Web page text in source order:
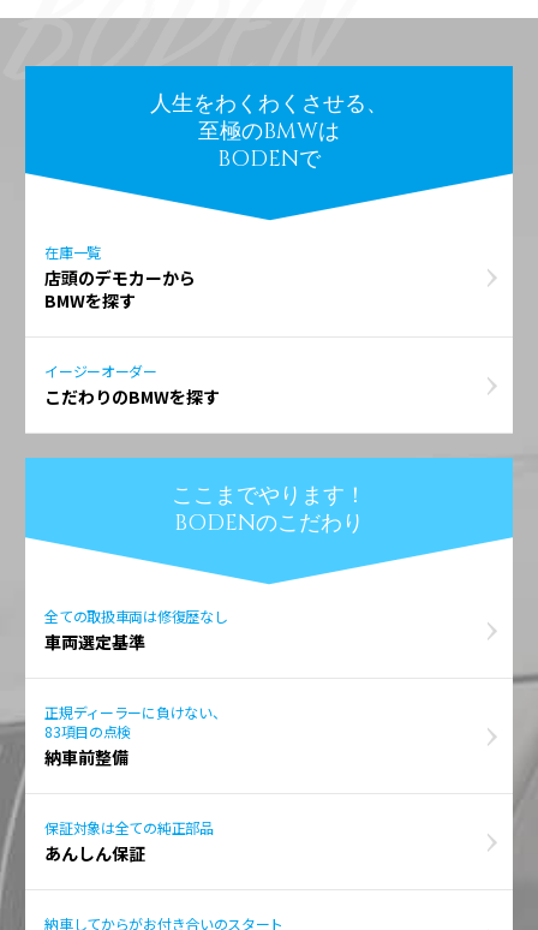
人生をわくわくさせる、
至極のBMWは
BODENで
在庫一覧
店頭のデモカーから
BMWを探す
イージーオーダー
こだわりのBMWを探す
ここまでやります！
BODENのこだわり
全ての取扱車両は修復歴なし
車両選定基準
正規ディーラーに負けない、
83項目の点検
納車前整備
保証対象は全ての純正部品
あんしん保証
納車してからがお付き合いのスタート